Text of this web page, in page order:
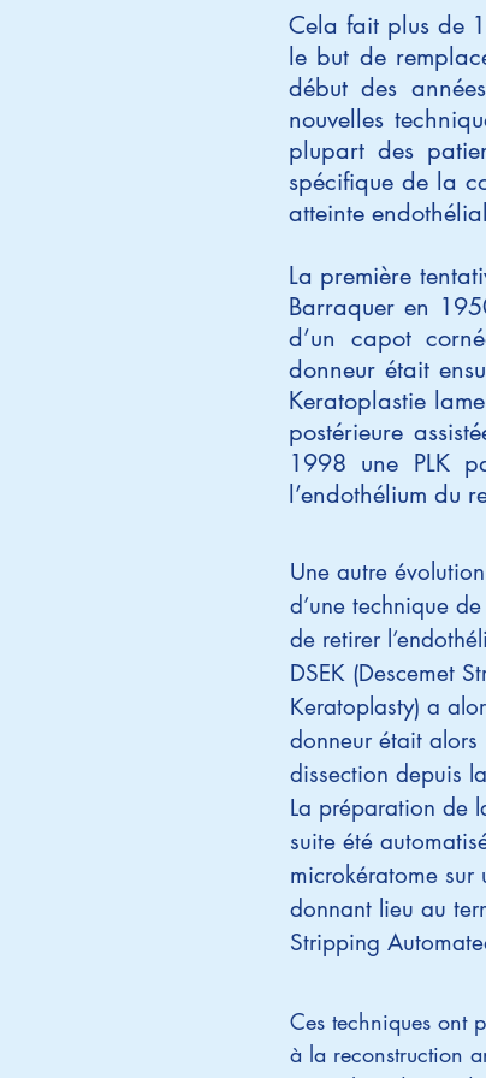
Cela fait plus de
le but de
début des
nouvelles
plupart des
spécifique de la
atteinte
La première
Barraquer en
d’un capot
donneur était
Keratoplastie
postérieure
1998 une PLK
l’endothélium du
Une autre
d’une technique
de retirer
DSEK (Descemet
Keratoplasty) a
donneur était
dissection depuis
La préparation de
suite été
microkératome
donnant lieu au
Stripping
Ces techniques ont
à la reconstruction